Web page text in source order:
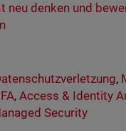
neu denken und
,
, Access & Identity
Security